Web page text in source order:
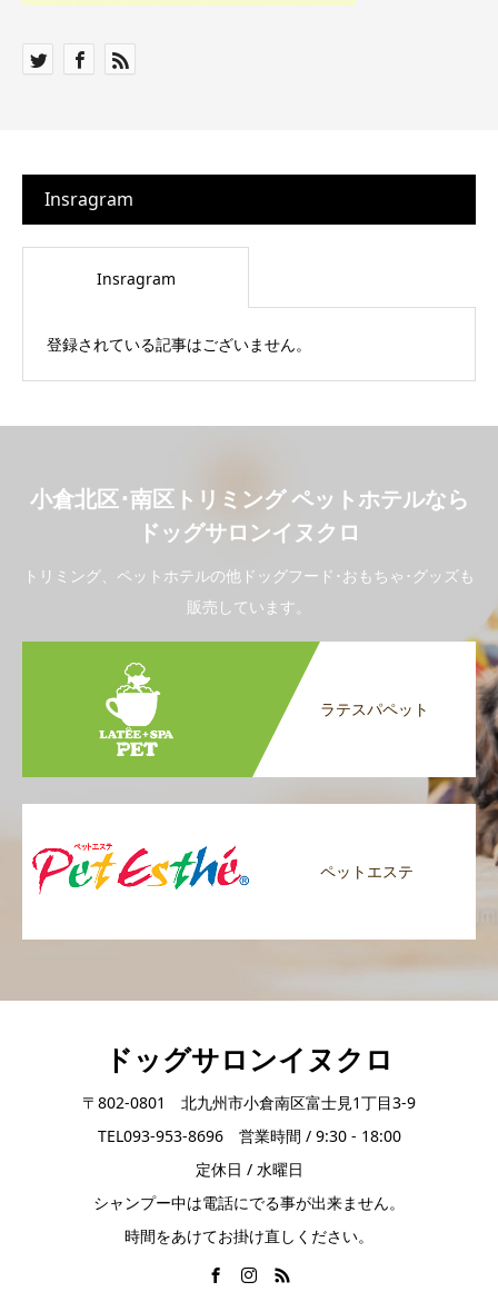
Insragram
Insragram
登録されている記事はございません。
小倉北区･南区トリミング ペットホテルなら
ドッグサロンイヌクロ
トリミング、ペットホテルの他ドッグフード･おもちゃ･グッズも
販売しています。
ラテスパペット
ペットエステ
ドッグサロンイヌクロ
〒802-0801 北九州市小倉南区富士見1丁目3-9
TEL093-953-8696 営業時間 / 9:30 - 18:00
定休日 / 水曜日
シャンプー中は電話にでる事が出来ません。
時間をあけてお掛け直しください。